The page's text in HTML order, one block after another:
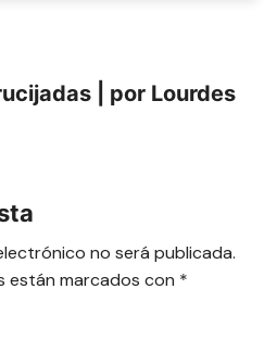
| por Lourdes
no será publicada.
están marcados con *